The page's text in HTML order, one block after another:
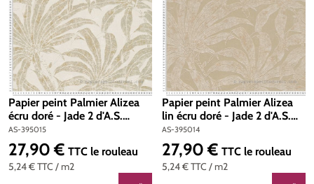
Papier peint Palmier Alizea
écru doré - Jade 2 d'A.S.
Création | Réf. AS-395015
AS-395015
5,24 €TTC / m2
Prix régulier :
27,90 € TTC le rouleau
Papier peint Palmier Alizea
lin écru doré - Jade 2 d'A.S.
Création | Réf. AS-395014
AS-395014
5,24 €TTC / m2
Prix régulier :
27,90 € TTC le rouleau